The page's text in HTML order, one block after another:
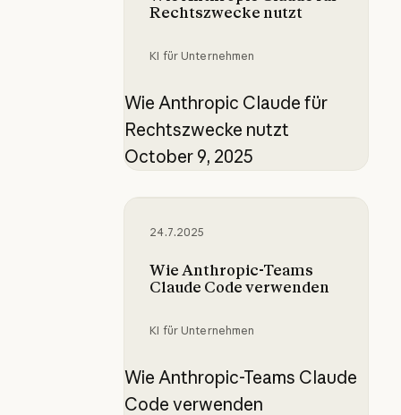
Rechtszwecke nutzt
KI für Unternehmen
Wie Anthropic Claude für
Rechtszwecke nutzt
October 9, 2025
24.7.2025
Wie Anthropic-Teams
Claude Code verwenden
KI für Unternehmen
Wie Anthropic-Teams Claude
Code verwenden
Wie Anthropic-Teams Claude